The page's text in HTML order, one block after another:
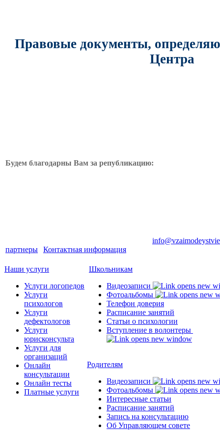
Правовые документы,
Центра
Будем благодарны Вам за републикацию:
партнеры
Контактная информация
Наши услуги
Услуги логопедов
Услуги
психологов
Услуги
дефектологов
Услуги
юрисконсульта
Услуги для
организаций
Онлайн
консультации
Онлайн тесты
Платные услуги
Школьникам
Видеозаписи
Фотоальбомы
Телефон доверия
Расписание занятий
Статьи о психологии
Вступление в волонтеры
Родителям
Видеозаписи
Фотоальбомы
Интересные статьи
Расписание занятий
Запись на консультацию
Об Управляющем совете